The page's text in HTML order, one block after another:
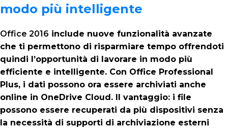
modo più intelligente
Office 2016 include nuove funzionalità avanzate
che ti permettono di risparmiare tempo offrendoti
quindi l’opportunità di lavorare in modo più
efficiente e intelligente. Con Office Professional
Plus, i dati possono ora essere archiviati anche
online in OneDrive Cloud. Il vantaggio: i file
possono essere recuperati da più dispositivi senza
la necessità di supporti di archiviazione esterni